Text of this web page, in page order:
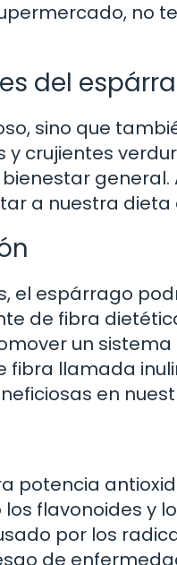
no
del
sino que
y crujientes
a nuestra dieta
el espárrago
de fibra
un
fibra llamada
en
potencia
flavonoides y
por los
de